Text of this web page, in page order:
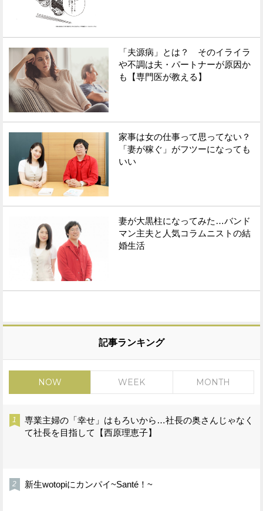
「夫源病」とは？ そのイライラ
や不調は夫・パートナーが原因か
も【専門医が教える】
家事は女の仕事って思ってない？
「妻が稼ぐ」がフツーになっても
いい
妻が大黒柱になってみた…バンド
マン主夫と人気コラムニストの結
婚生活
記事ランキング
NOW WEEK MONTH
専業主婦の「幸せ」はもろいから…社長の奥さんじゃなく
て社長を目指して【西原理恵子】
新生wotopiにカンパイ~Santé！~